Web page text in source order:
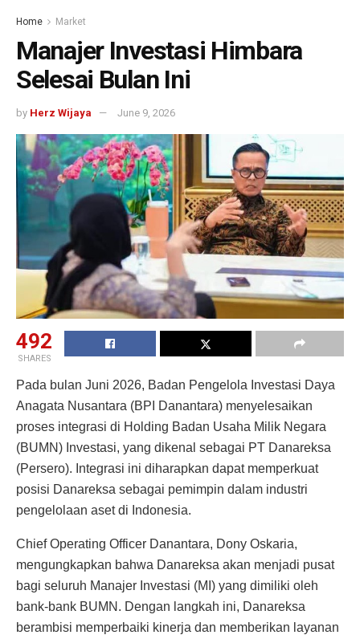
Home Market
Manajer Investasi Himbara
Selesai Bulan Ini
by Herz Wijaya June 9, 2026
492
SHARES
Pada bulan Juni 2026, Badan Pengelola Investasi Daya
Anagata Nusantara (BPI Danantara) menyelesaikan
proses integrasi di Holding Badan Usaha Milik Negara
(BUMN) Investasi, yang dikenal sebagai PT Danareksa
(Persero). Integrasi ini diharapkan dapat memperkuat
posisi Danareksa sebagai pemimpin dalam industri
pengelolaan aset di Indonesia.
Chief Operating Officer Danantara, Dony Oskaria,
mengungkapkan bahwa Danareksa akan menjadi pusat
bagi seluruh Manajer Investasi (MI) yang dimiliki oleh
bank-bank BUMN. Dengan langkah ini, Danareksa
berambisi memperbaiki kinerja dan memberikan layanan